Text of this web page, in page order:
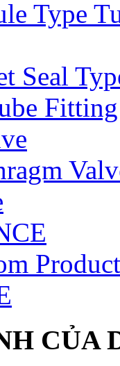
Type
Seal
Fitting
CỦA